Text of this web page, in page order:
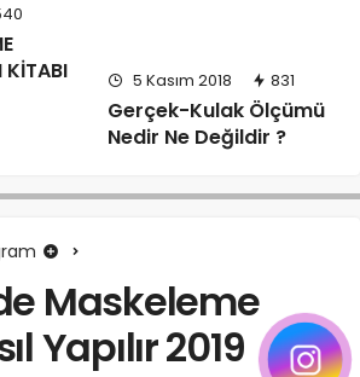
KİTABI
5 Kasım 2018 831
Gerçek-Kulak Ölçümü
Nedir Ne Değildir ?
Maskeleme
Yapılır 2019